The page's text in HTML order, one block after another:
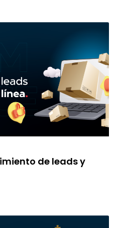
de leads y